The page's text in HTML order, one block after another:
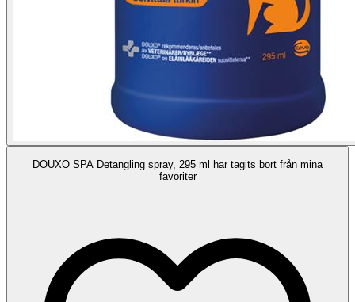
DOUXO SPA Detangling spray, 295 ml har tagits bort från mina
favoriter